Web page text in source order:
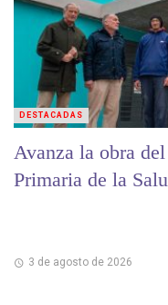
Avanza la obra
Primaria de la
3 de agosto de 2026
DESTACADAS